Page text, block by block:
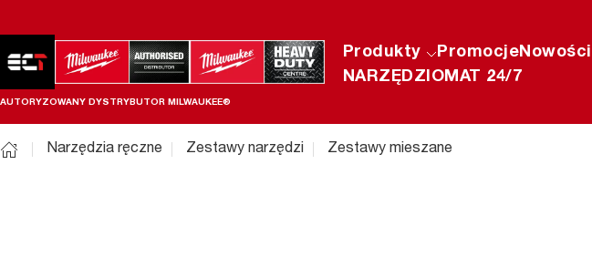
AUTORYZOWANY DYSTRYBUTOR MILWAUKEE®
Produkty PromocjeNowości
NARZĘDZIOMAT 24/7
Narzędzia ręczne Zestawy narzędzi Zestawy mieszane